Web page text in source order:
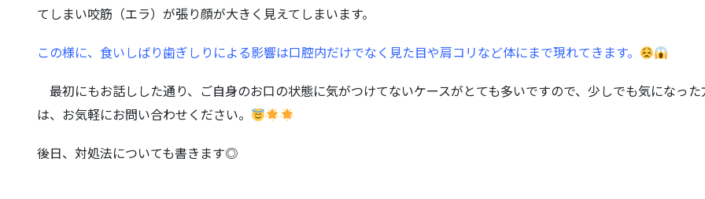
てしまい咬筋（エラ）が張り顔が大きく見えてしまいます。
この様に、食いしばり歯ぎしりによる影響は口腔内だけでなく見た目や肩コリなど体にまで現れてきます。
最初にもお話しした通り、ご自身のお口の状態に気がつけてないケースがとても多いですので、少しでも気になった
は、お気軽にお問い合わせください。
後日、対処法についても書きます◎